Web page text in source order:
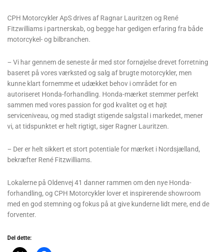
CPH Motorcykler ApS drives af Ragnar Lauritzen og René
Fitzwilliams i partnerskab, og begge har gedigen erfaring fra både
motorcykel- og bilbranchen.
– Vi har gennem de seneste år med stor fornøjelse drevet forretning
baseret på vores værksted og salg af brugte motorcykler, men
kunne klart fornemme et udækket behov i området for en
autoriseret Honda-forhandling. Honda-mærket stemmer perfekt
sammen med vores passion for god kvalitet og et højt
serviceniveau, og med stadigt stigende salgstal i markedet, mener
vi, at tidspunktet er helt rigtigt, siger Ragner Lauritzen.
– Der er helt sikkert et stort potentiale for mærket i Nordsjælland,
bekræfter René Fitzwilliams.
Lokalerne på Oldenvej 41 danner rammen om den nye Honda-
forhandling, og CPH Motorcykler lover et inspirerende showroom
med en god stemning og fokus på at give kunderne lidt mere, end de
forventer.
Del dette: